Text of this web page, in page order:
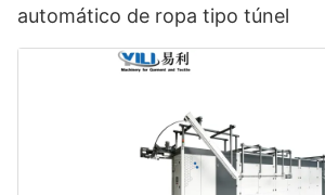
automático de ropa tipo túnel